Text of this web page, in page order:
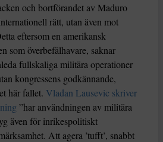
och bortförandet av Maduro
rätt, utan även mot
eftersom en amerikansk
som överbefälhavare, saknar
fullskaliga militära operationer
kongressens godkännande,
här fallet. Vladan Lausevic skriver
”har användningen av militära
även för inrikespolitiskt
Att agera ’tufft’, snabbt